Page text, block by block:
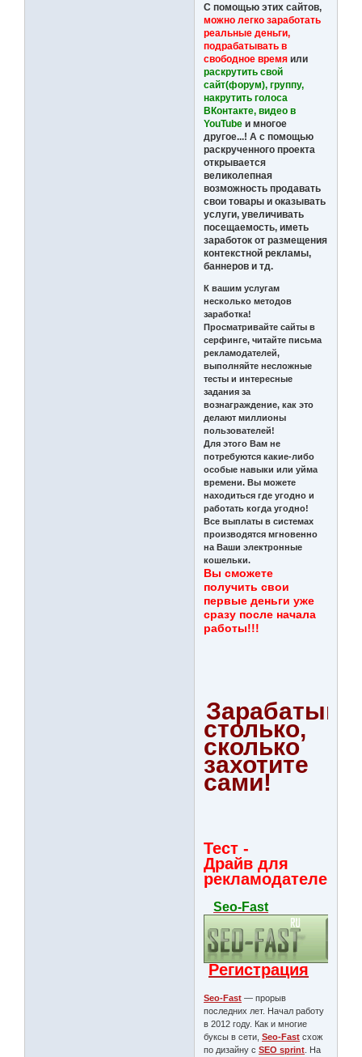
С помощью этих сайтов,
можно легко заработать
реальные деньги,
подрабатывать в
свободное время или
раскрутить свой
сайт(форум), группу,
накрутить голоса
ВКонтакте, видео в
YouTube и многое
другое...! А с помощью
раскрученного проекта
открывается
великолепная
возможность продавать
свои товары и оказывать
услуги, увеличивать
посещаемость, иметь
заработок от размещения
контекстной рекламы,
баннеров и тд.
К вашим услугам
несколько методов
заработка!
Просматривайте сайты в
серфинге, читайте письма
рекламодателей,
выполняйте несложные
тесты и интересные
задания за
вознаграждение, как это
делают миллионы
пользователей!
Для этого Вам не
потребуются какие-либо
особые навыки или уйма
времени. Вы можете
находиться где угодно и
работать когда угодно!
Все выплаты в системах
производятся мгновенно
на Ваши электронные
кошельки.
Вы сможете
получить свои
первые деньги уже
сразу после начала
работы!!!
столько,
сколько
захотите
сами!
Тест -
Драйв для
рекламодателей
Seo-Fast
Регистрация
Seo-Fast — прорыв
последних лет. Начал работу
в 2012 году. Как и многие
буксы в сети,Seo-Fast схож
по дизайну сSEO sprint . На